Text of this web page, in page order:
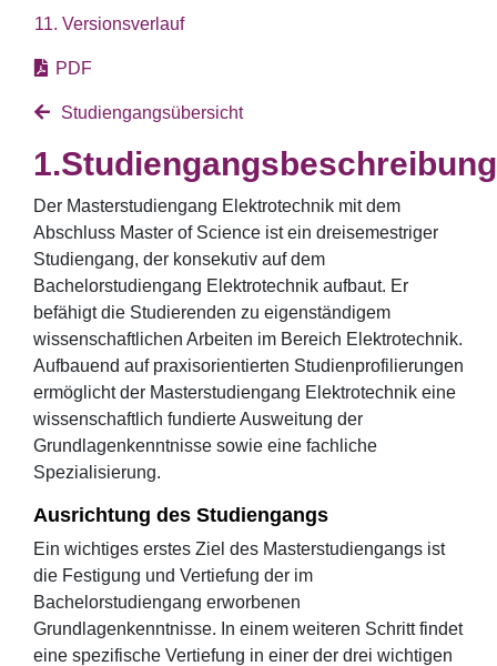
11. Versionsverlauf
PDF
Studiengangsübersicht
Studiengangsbeschreibung
Der Masterstudiengang Elektrotechnik mit dem
Abschluss Master of Science ist ein dreisemestriger
Studiengang, der konsekutiv auf dem
Bachelorstudiengang Elektrotechnik aufbaut. Er
befähigt die Studierenden zu eigenständigem
wissenschaftlichen Arbeiten im Bereich Elektrotechnik.
Aufbauend auf praxisorientierten Studienprofilierungen
ermöglicht der Masterstudiengang Elektrotechnik eine
wissenschaftlich fundierte Ausweitung der
Grundlagenkenntnisse sowie eine fachliche
Spezialisierung.
Ausrichtung des Studiengangs
Ein wichtiges erstes Ziel des Masterstudiengangs ist
die Festigung und Vertiefung der im
Bachelorstudiengang erworbenen
Grundlagenkenntnisse. In einem weiteren Schritt findet
eine spezifische Vertiefung in einer der drei wichtigen